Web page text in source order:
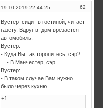
62
19-10-2019 22:44:25
Вустер сидит в гостиной, читает
газету. Вдруг в дом врезается
автомобиль.
Вустер:
- Куда Вы так торопитесь, сэр?
- В Манчестер, сэр...
Вустер:
- В таком случае Вам нужно
было через кухню.
+1